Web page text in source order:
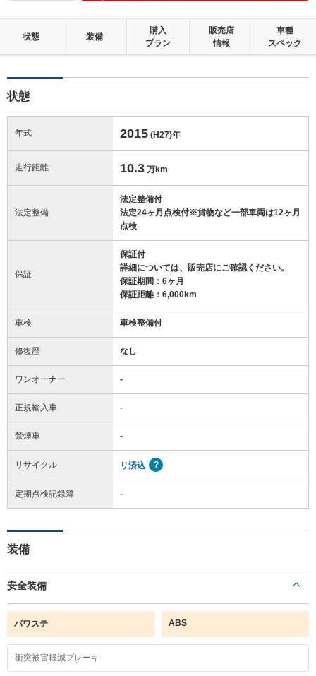
状態 装備
購入
プラン
販売店
情報
車種
スペック
状態
年式 2015 (H27)年
走行距離 10.3 万km
法定整備
法定整備付
法定24ヶ月点検付※貨物など一部車両は12ヶ月
点検
保証
保証付
詳細については、販売店にご確認ください。
保証期間：6ヶ月
保証距離：6,000km
車検 車検整備付
修復歴 なし
ワンオーナー -
正規輸入車 -
禁煙車 -
リサイクル リ済込
定期点検記録簿 -
装備
安全装備
パワステ ABS
衝突被害軽減ブレーキ